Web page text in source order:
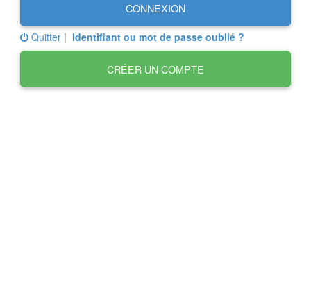
CONNEXION
Quitter | Identifiant ou mot de passe oublié ?
CRÉER UN COMPTE